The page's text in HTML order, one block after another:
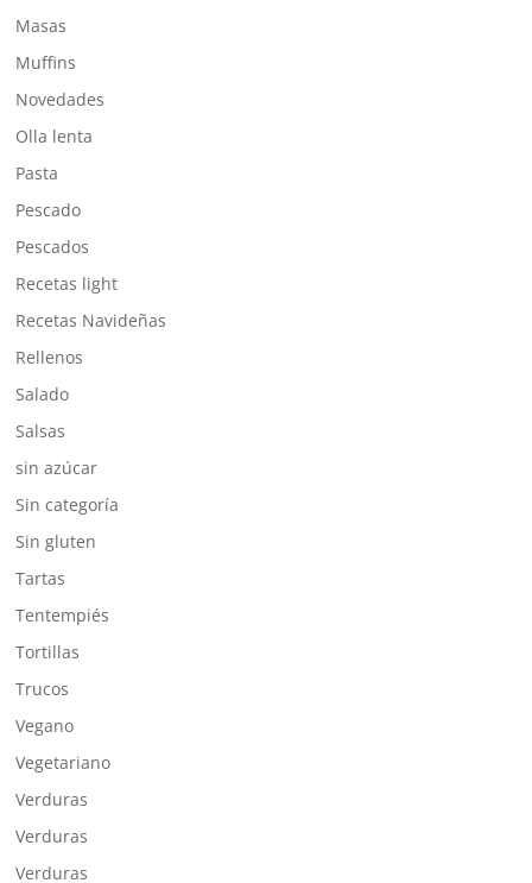
Masas
Muffins
Novedades
Olla lenta
Pasta
Pescado
Pescados
Recetas light
Recetas Navideñas
Rellenos
Salado
Salsas
sin azúcar
Sin categoría
Sin gluten
Tartas
Tentempiés
Tortillas
Trucos
Vegano
Vegetariano
Verduras
Verduras
Verduras